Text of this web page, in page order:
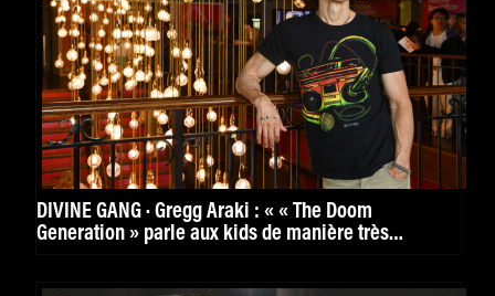
DIVINE GANG · Gregg Araki : « « The Doom
Generation » parle aux kids de manière très